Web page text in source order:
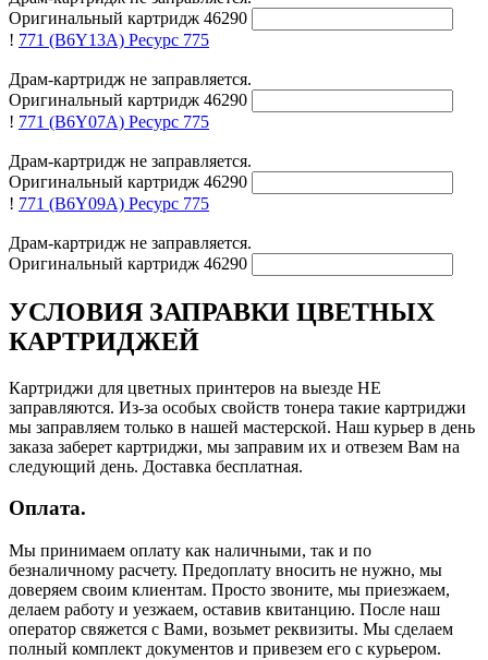
Оригинальный картридж 46290
! 771 (B6Y13A) Ресурс 775
Драм-картридж не заправляется.
Оригинальный картридж 46290
! 771 (B6Y07A) Ресурс 775
Драм-картридж не заправляется.
Оригинальный картридж 46290
! 771 (B6Y09A) Ресурс 775
Драм-картридж не заправляется.
Оригинальный картридж 46290
УСЛОВИЯ ЗАПРАВКИ ЦВЕТНЫХ
КАРТРИДЖЕЙ
Картриджи для цветных принтеров на выезде НЕ
заправляются. Из-за особых свойств тонера такие картриджи
мы заправляем только в нашей мастерской. Наш курьер в день
заказа заберет картриджи, мы заправим их и отвезем Вам на
следующий день. Доставка бесплатная.
Оплата.
Мы принимаем оплату как наличными, так и по
безналичному расчету. Предоплату вносить не нужно, мы
доверяем своим клиентам. Просто звоните, мы приезжаем,
делаем работу и уезжаем, оставив квитанцию. После наш
оператор свяжется с Вами, возьмет реквизиты. Мы сделаем
полный комплект документов и привезем его с курьером.